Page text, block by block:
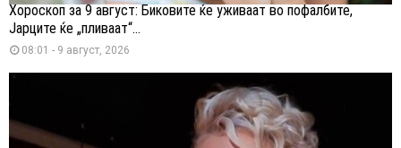
Хороскоп за 9 август: Биковите ќе уживаат во пофалбите,
Јарците ќе „пливаат“...
08:01 - 9 август, 2026